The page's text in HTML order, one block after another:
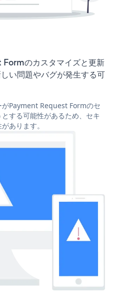
のカスタマイズと更新
い問題やバグが発生する可
Payment Request Formのセ
する可能性があるため、セキ
あります。